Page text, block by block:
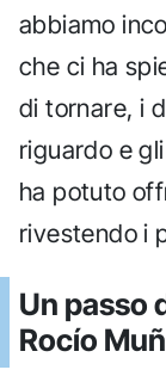
abbiamo
che ci ha
di tornare, i
riguardo e
ha potuto
rivestendo i
Un passo
Rocío